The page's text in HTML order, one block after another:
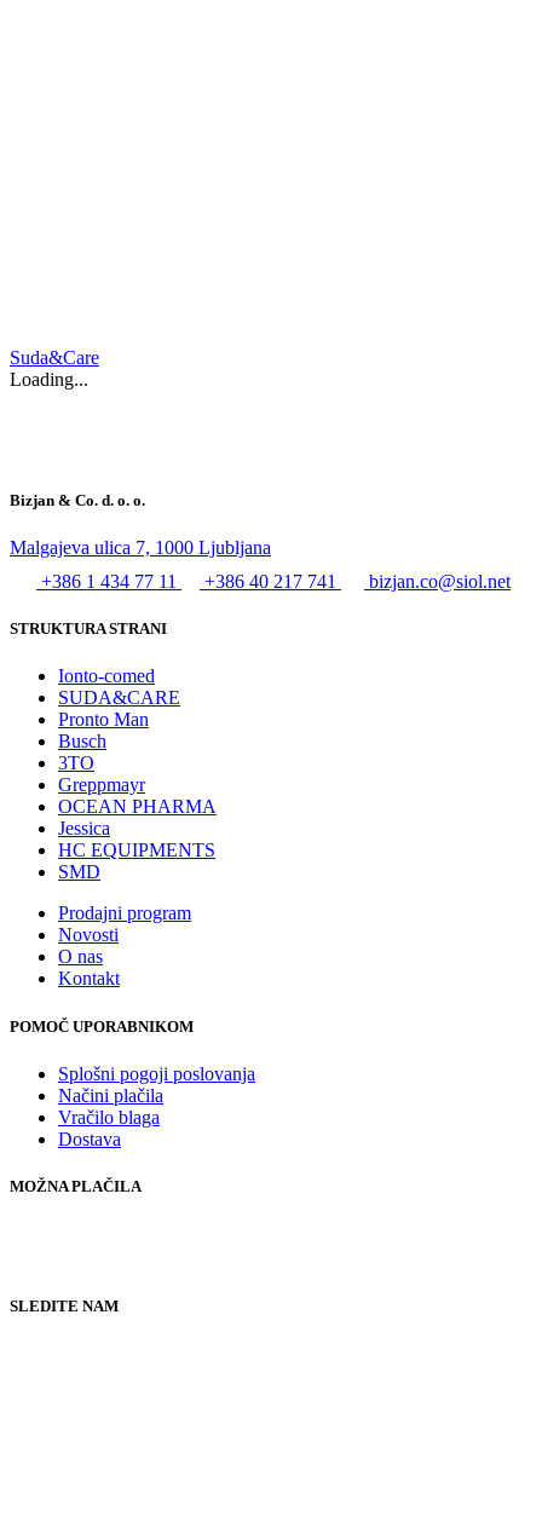
Suda&Care
Loading...
Bizjan & Co. d. o. o.
Malgajeva ulica 7, 1000 Ljubljana
+386 1 434 77 11
+386 40 217 741 bizjan.co@siol.net
STRUKTURA STRANI
Ionto-comed
SUDA&CARE
Pronto Man
Busch
3TO
Greppmayr
OCEAN PHARMA
Jessica
HC EQUIPMENTS
SMD
Prodajni program
Novosti
O nas
Kontakt
POMOČ UPORABNIKOM
Splošni pogoji poslovanja
Načini plačila
Vračilo blaga
Dostava
MOŽNA PLAČILA
SLEDITE NAM